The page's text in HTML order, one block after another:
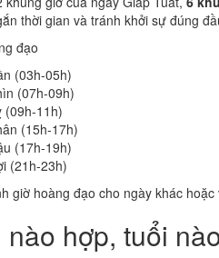
thời gian và tránh khởi sự đúng
đạo
(03h-05h)
(07h-09h)
(09h-11h)
(15h-17h)
(17h-19h)
(21h-23h)
giờ hoàng đạo cho ngày khác hoặc
nào hợp, tuổi